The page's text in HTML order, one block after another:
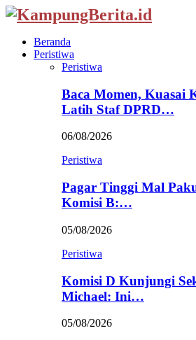
Beranda
Peristiwa
Peristiwa
Baca Momen, Kuasai
Latih Staf DPRD…
06/08/2026
Peristiwa
Pagar Tinggi Mal
Komisi B:…
05/08/2026
Peristiwa
Komisi D Kunjungi
Michael: Ini…
05/08/2026